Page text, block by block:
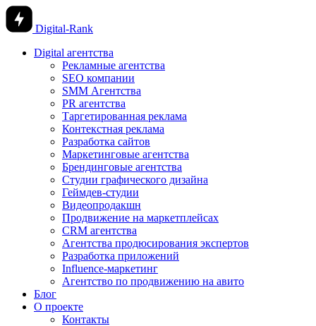
Digital-Rank
Digital агентства
Рекламные агентства
SEO компании
SMM Агентства
PR агентства
Таргетированная реклама
Контекстная реклама
Разработка сайтов
Маркетинговые агентства
Брендинговые агентства
Студии графического дизайна
Геймдев-студии
Видеопродакшн
Продвижение на маркетплейсах
CRM агентства
Агентства продюсирования экспертов
Разработка приложений
Influence-маркетинг
Агентство по продвижению на авито
Блог
О проекте
Контакты